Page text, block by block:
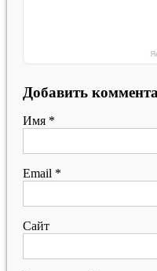
Добавить
Имя *
Email *
Сайт